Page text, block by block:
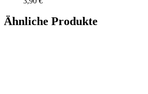
Ähnliche Produkte